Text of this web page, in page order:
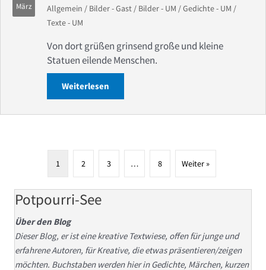
März Allgemein / Bilder - Gast / Bilder - UM /Gedichte - UM /
Texte - UM
Von dort grüßen grinsend große und kleine
Statuen eilende Menschen.
Weiterlesen
1 2 3 … 8 Weiter »
Potpourri-See
Über den Blog
Dieser Blog, er ist eine kreative Textwiese, offen für junge und
erfahrene Autoren, für Kreative, die etwas präsentieren/zeigen
möchten. Buchstaben werden hier in Gedichte, Märchen, kurzen